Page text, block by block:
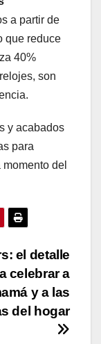
a partir de
que reduce
40%
son
y acabados
para
del
el detalle
celebrar a
y a las
del hogar